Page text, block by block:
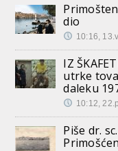
dio
10:16,
IZ
utrke
daleku
10:12,
Piše dr.